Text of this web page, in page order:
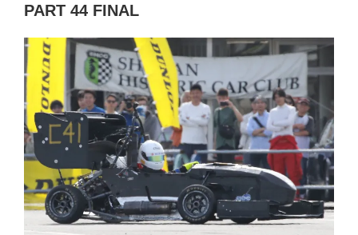
PART 44 FINAL